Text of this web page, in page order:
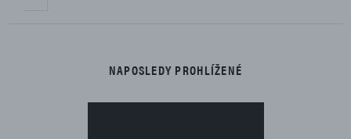
NAPOSLEDY PROHLÍŽENÉ